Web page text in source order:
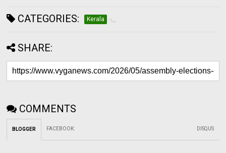
CATEGORIES: Kerala
SHARE:
COMMENTS
BLOGGER FACEBOOK: DISQUS